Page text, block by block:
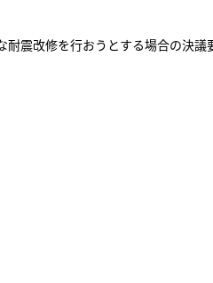
震改修を行おうとする場合の決議